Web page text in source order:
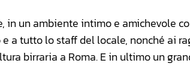
in un ambiente intimo e amichevole
a tutto lo staff del locale, nonché ai
birraria a Roma. E in ultimo un